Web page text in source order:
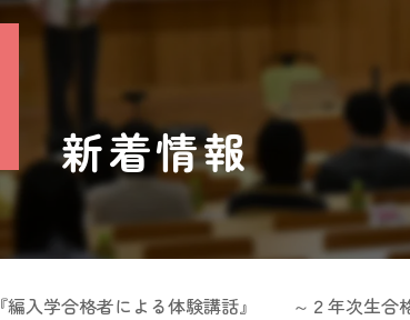
新着情報
『編入学合格者による体験講話』 ～２年次生